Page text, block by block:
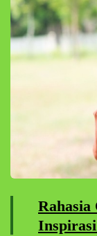
Rahasia